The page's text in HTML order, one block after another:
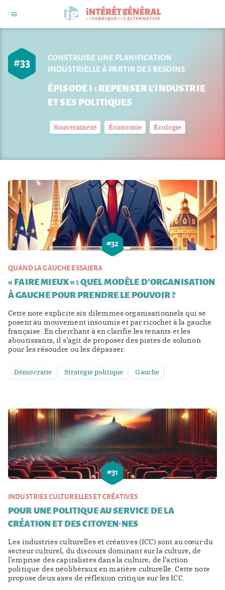
#33
CONSTRUIRE UNE PLANIFICATION
INDUSTRIELLE À PARTIR DES BESOINS
ÉPISODE I : REPENSER L’INDUSTRIE
ET SES POLITIQUES
Souveraineté Économie Écologie
#32
QUAND LA GAUCHE ESSAIERA
« FAIRE MIEUX » : QUEL MODÈLE D’ORGANISATION
À GAUCHE POUR PRENDRE LE POUVOIR ?
Cette note explicite six dilemmes organisationnels qui se
posent au mouvement insoumis et par ricochet à la gauche
française. En cherchant à en clarifie les tenants et les
aboutissants, il s’agit de proposer des pistes de solution
pour les résoudre ou les dépasser.
Démocratie Stratégie politique Gauche
#31
INDUSTRIES CULTURELLES ET CRÉATIVES
POUR UNE POLITIQUE AU SERVICE DE LA
CRÉATION ET DES CITOYEN∙NES
Les industries culturelles et créatives (ICC) sont au cœur du
secteur culturel, du discours dominant sur la culture, de
l’emprise des capitalistes dans la culture, de l’action
politique des néolibéraux en matière culturelle. Cette note
propose deux axes de réflexion critique sur les ICC.